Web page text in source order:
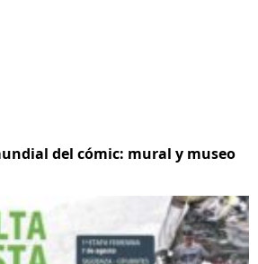
del cómic: mural y museo